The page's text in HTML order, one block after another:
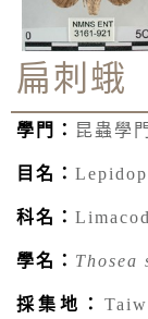
扁刺蛾
學門： 昆蟲學門
目名：
科名：
學名： Thosea
採集地：